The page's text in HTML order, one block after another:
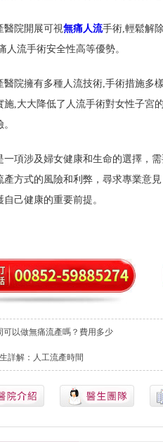
醫院開展可視無痛人流手術,輕鬆解
人流手術安全性高等優勢。
醫院擁有多種人流技術,手術措施多
施,大大降低了人流手術對女性子宮
一項涉及婦女健康和生命的選擇，
產方式的風險和利弊，尋求專業意
己健康的重要前提。
可以做無痛流產嗎？費用多少
詳解：人工流產時間